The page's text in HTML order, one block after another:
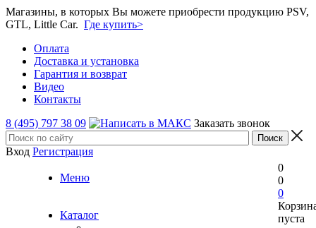
Магазины, в которых Вы можете приобрести продукцию PSV,
GTL, Little Car. Где купить>
Оплата
Доставка и установка
Гарантия и возврат
Видео
Контакты
8 (495) 797 38 09
Заказать звонок
Вход Регистрация
Меню
Каталог
0
0
0
пуста